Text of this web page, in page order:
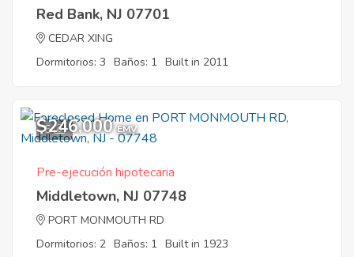
Red Bank, NJ 07701
CEDAR XING
Dormitorios: 3 Baños: 1 Built in 2011
5
$246,000 EMV
Pre-ejecución hipotecaria
Middletown, NJ 07748
PORT MONMOUTH RD
Dormitorios: 2 Baños: 1 Built in 1923